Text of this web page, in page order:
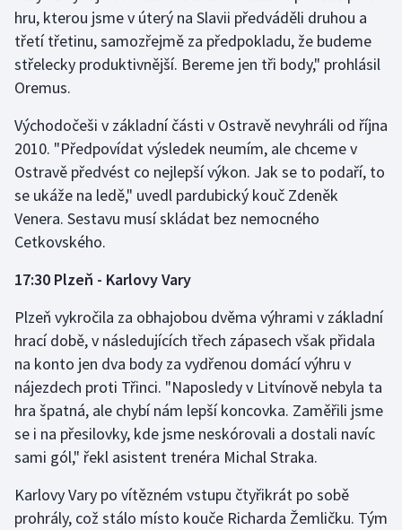
Judo
Krasobruslení
Lezení
Lyže a snowboard
Moderní pětiboj
Parasport
Plavání
Plážový volejbal
Rychlobruslení
hru, kterou jsme v úterý na Slavii předváděli druhou a
třetí třetinu, samozřejmě za předpokladu, že budeme
střelecky produktivnější. Bereme jen tři body," prohlásil
Oremus.
Východočeši v základní části v Ostravě nevyhráli od října
2010. "Předpovídat výsledek neumím, ale chceme v
Ostravě předvést co nejlepší výkon. Jak se to podaří, to
se ukáže na ledě," uvedl pardubický kouč Zdeněk
Venera. Sestavu musí skládat bez nemocného
Cetkovského.
17:30 Plzeň - Karlovy Vary
Plzeň vykročila za obhajobou dvěma výhrami v základní
hrací době, v následujících třech zápasech však přidala
na konto jen dva body za vydřenou domácí výhru v
nájezdech proti Třinci. "Naposledy v Litvínově nebyla ta
hra špatná, ale chybí nám lepší koncovka. Zaměřili jsme
se i na přesilovky, kde jsme neskórovali a dostali navíc
sami gól," řekl asistent trenéra Michal Straka.
Karlovy Vary po vítězném vstupu čtyřikrát po sobě
prohrály, což stálo místo kouče Richarda Žemličku. Tým